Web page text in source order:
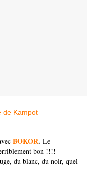
BOKOR. Le
bon !!!!
du blanc, du noir, quel